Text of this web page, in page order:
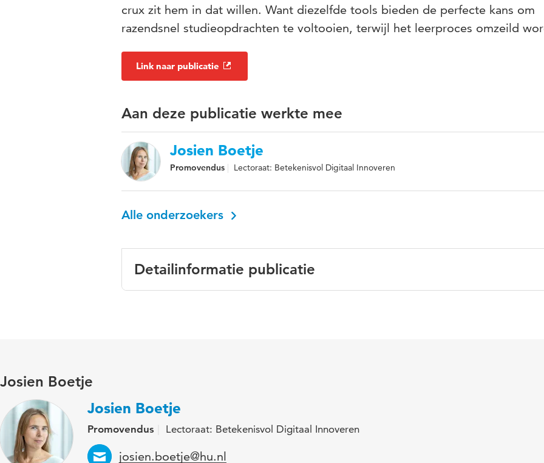
crux zit hem in dat willen. Want diezelfde tools bieden de perfecte kans om
razendsnel studieopdrachten te voltooien, terwijl het leerproces omzeild
Link naar publicatie
Aan deze publicatie werkte mee
Josien Boetje
Promovendus Lectoraat: Betekenisvol Digitaal Innoveren
Alle onderzoekers
Detailinformatie publicatie
Josien Boetje
Josien Boetje
Promovendus Lectoraat: Betekenisvol Digitaal Innoveren
Email
josien.boetje@hu.nl